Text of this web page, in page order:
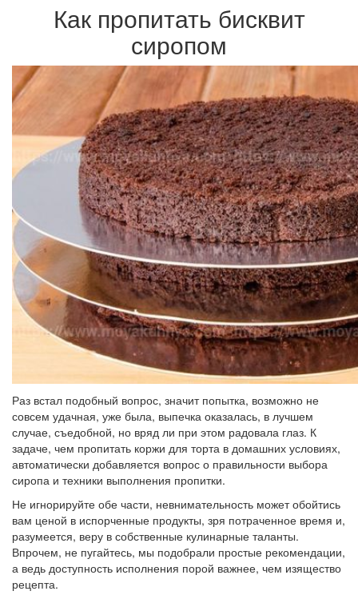
Как пропитать бисквит
сиропом
Раз встал подобный вопрос, значит попытка, возможно не
совсем удачная, уже была, выпечка оказалась, в лучшем
случае, съедобной, но вряд ли при этом радовала глаз. К
задаче, чем пропитать коржи для торта в домашних условиях,
автоматически добавляется вопрос о правильности выбора
сиропа и техники выполнения пропитки.
Не игнорируйте обе части, невнимательность может обойтись
вам ценой в испорченные продукты, зря потраченное время и,
разумеется, веру в собственные кулинарные таланты.
Впрочем, не пугайтесь, мы подобрали простые рекомендации,
а ведь доступность исполнения порой важнее, чем изящество
рецепта.